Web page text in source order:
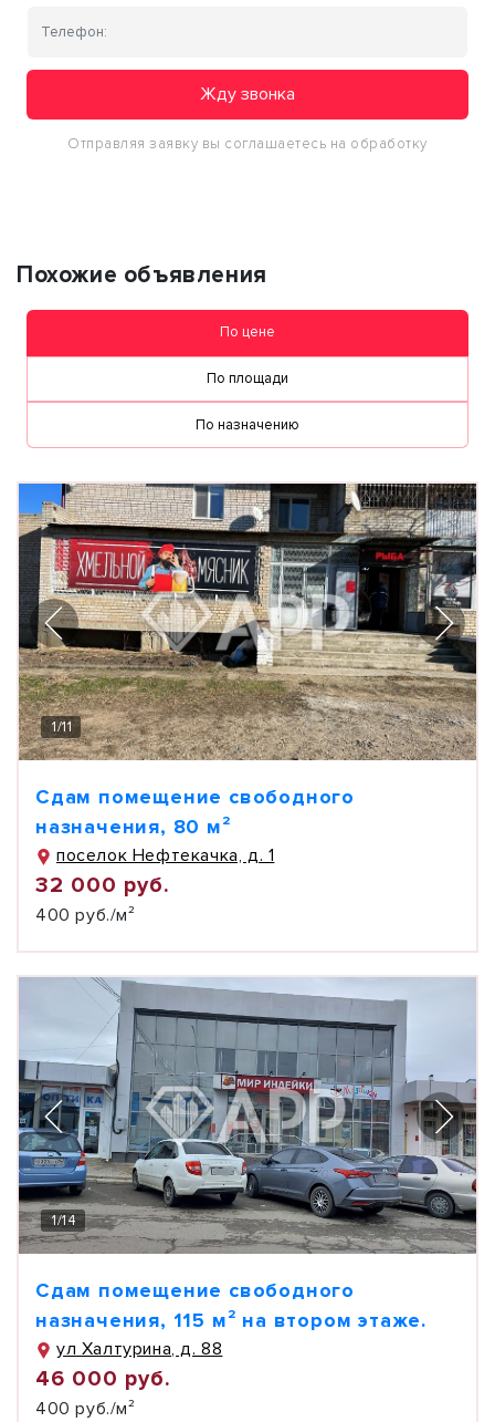
Жду звонка
Отправляя заявку вы соглашаетесь на обработку
Похожие объявления
По цене
По площади
По назначению
1/11
Сдам помещение свободного
назначения, 80 м²
поселок Нефтекачка, д. 1
32 000 руб.
400 руб./м²
1/14
Сдам помещение свободного
назначения, 115 м² на втором этаже.
ул Халтурина, д. 88
46 000 руб.
400 руб./м²